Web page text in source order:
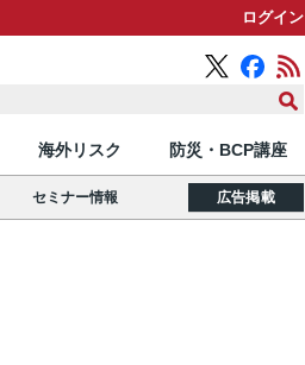
ログイン
海外リスク 防災・BCP講座
セミナー情報 広告掲載